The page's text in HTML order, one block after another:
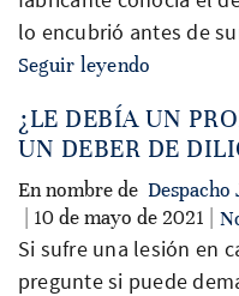
lo encubrió antes de
Seguir leyendo
¿LE DEBÍA UN
UN DEBER DE
En nombre de
| 10 de mayo de 2021 |
Si sufre una lesión en
pregunte si puede